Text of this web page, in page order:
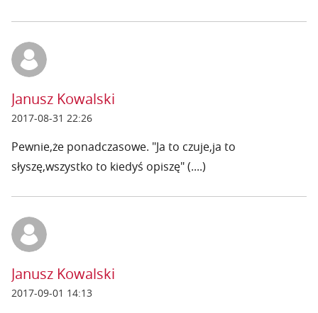
Janusz Kowalski
2017-08-31 22:26
Pewnie,że ponadczasowe. "Ja to czuje,ja to
słyszę,wszystko to kiedyś opiszę" (....)
Janusz Kowalski
2017-09-01 14:13